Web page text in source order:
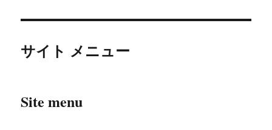
サイト メニュー
Site menu